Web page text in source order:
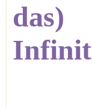
(
das